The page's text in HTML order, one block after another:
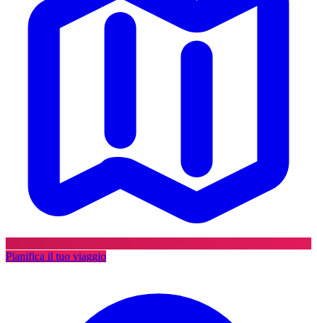
Pianifica il tuo viaggio